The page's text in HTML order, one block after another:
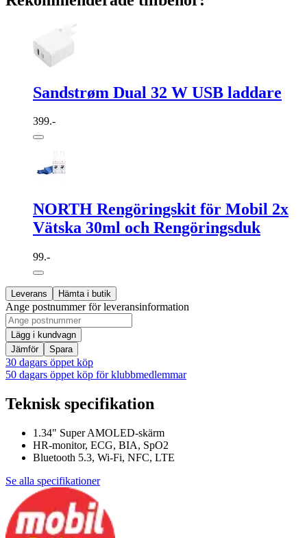
Sandstrøm Dual 32 W USB laddare
399.-
NORTH Rengöringskit för Mobil 2x
Vätska 30ml och Rengöringsduk
99.-
Leverans Hämta i butik
Ange postnummer för leveransinformation
Lägg i kundvagn
Jämför
Spara
30 dagars öppet köp
50 dagars öppet köp för klubbmedlemmar
Teknisk specifikation
1.34" Super AMOLED-skärm
HR-monitor, ECG, BIA, SpO2
Bluetooth 5.3, Wi-Fi, NFC, LTE
Se alla specifikationer